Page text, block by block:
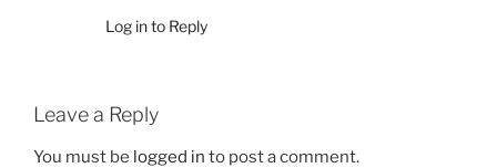
Log in to Reply
Leave a Reply
You must be logged in to post a comment.